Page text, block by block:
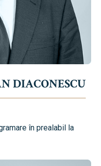
DIACONESCU
în prealabil la